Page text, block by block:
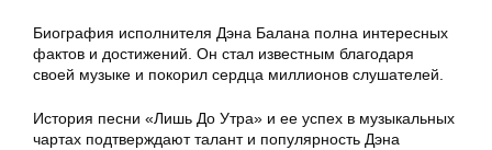
Биография исполнителя Дэна Балана полна интересных
фактов и достижений. Он стал известным благодаря
своей музыке и покорил сердца миллионов слушателей.
История песни «Лишь До Утра» и ее успех в музыкальных
чартах подтверждают талант и популярность Дэна